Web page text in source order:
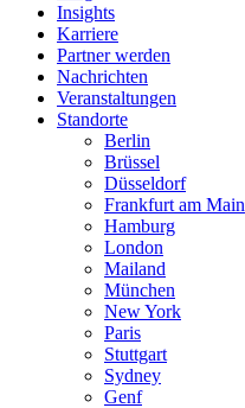
Insights
Karriere
Partner werden
Nachrichten
Veranstaltungen
Standorte
Berlin
Brüssel
Düsseldorf
Frankfurt am Main
Hamburg
London
Mailand
München
New York
Paris
Stuttgart
Sydney
Genf